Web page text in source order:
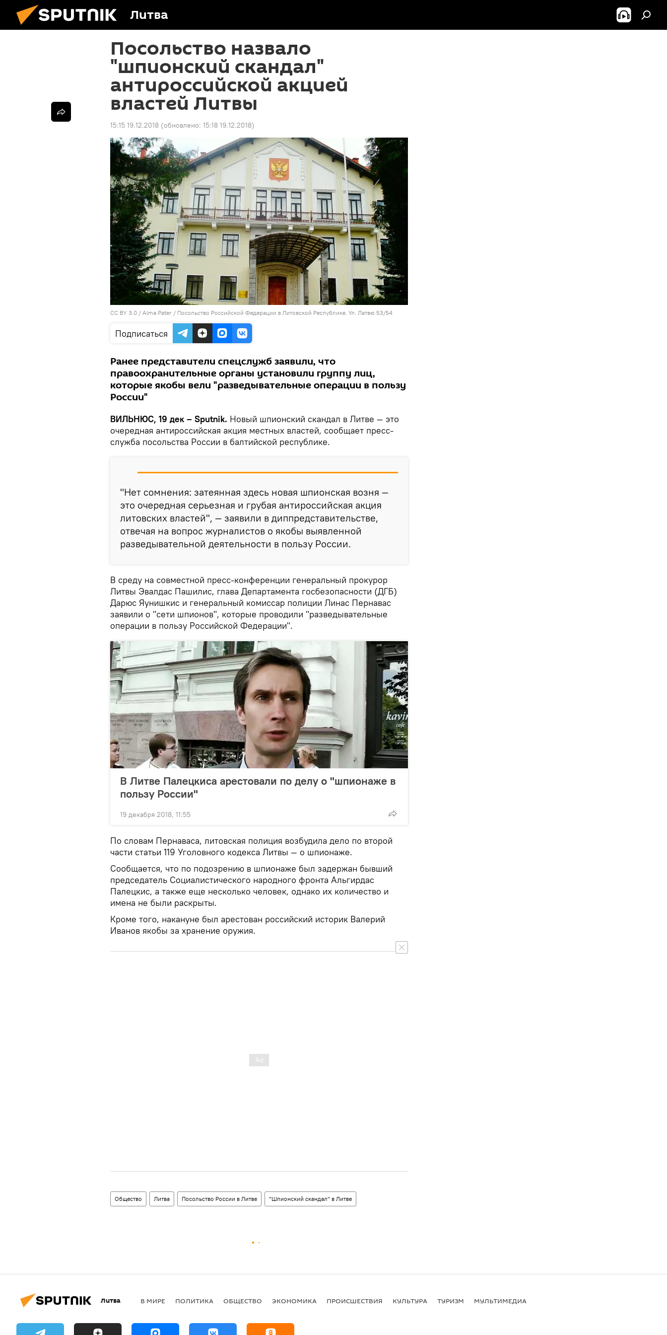
Литва
Посольство назвало
"шпионский скандал"
антироссийской акцией
властей Литвы
15:15 19.12.2018 (обновлено: 15:18 19.12.2018)
CC BY 3.0 / Alma Pater / Посольство Российской Федерации в Литовской Республике. Ул. Латвю 53/54
Подписаться
Ранее представители спецслужб заявили, что
правоохранительные органы установили группу лиц,
которые якобы вели "разведывательные операции в пользу
России"
ВИЛЬНЮС, 19 дек – Sputnik. Новый шпионский скандал в Литве — это
очередная антироссийская акция местных властей, сообщает пресс-
служба посольства России в балтийской республике.
"Нет сомнения: затеянная здесь новая шпионская возня —
это очередная серьезная и грубая антироссийская акция
литовских властей", — заявили в диппредставительстве,
отвечая на вопрос журналистов о якобы выявленной
разведывательной деятельности в пользу России.
В среду на совместной пресс-конференции генеральный прокурор
Литвы Эвалдас Пашилис, глава Департамента госбезопасности (ДГБ)
Дарюс Яунишкис и генеральный комиссар полиции Линас Пернавас
заявили о "сети шпионов", которые проводили "разведывательные
операции в пользу Российской Федерации".
В Литве Палецкиса арестовали по делу о "шпионаже в
пользу России"
19 декабря 2018, 11:55
По словам Пернаваса, литовская полиция возбудила дело по второй
части статьи 119 Уголовного кодекса Литвы — о шпионаже.
Сообщается, что по подозрению в шпионаже был задержан бывший
председатель Социалистического народного фронта Альгирдас
Палецкис, а также еще несколько человек, однако их количество и
имена не были раскрыты.
Кроме того, накануне был арестован российский историк Валерий
Иванов якобы за хранение оружия.
Общество Литва Посольство России в Литве "Шпионский скандал" в Литве
Литва В МИРЕ ПОЛИТИКА ОБЩЕСТВО ЭКОНОМИКА ПРОИСШЕСТВИЯ КУЛЬТУРА ТУРИЗМ МУЛЬТИМЕДИА